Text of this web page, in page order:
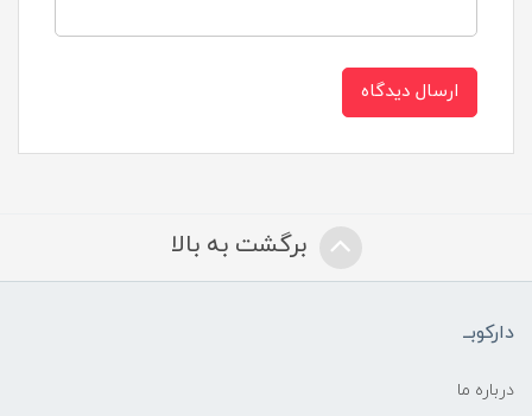
ارسال دیدگاه
برگشت به بالا
دارکوبــ
درباره ما